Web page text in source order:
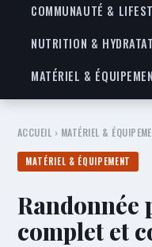
COMMUNAUTÉ &
NUTRITION &
MATÉRIEL &
ACCUEIL › MATÉRIEL &
MATÉRIEL & ÉQUIPEMENT
Randonnée
complet et